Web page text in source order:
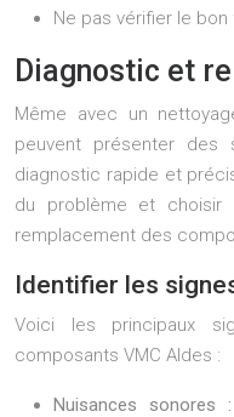
Ne pas vérifier le
Diagnostic et
Même avec un
peuvent présenter des
diagnostic rapide et
du problème et choisir
remplacement des
Identifier les
Voici les principaux
composants VMC Aldes :
Nuisances sonores :